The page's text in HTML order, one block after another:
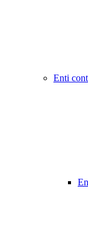
Enti